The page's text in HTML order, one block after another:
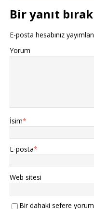
Bir yanıt
E-posta hesabınız
Yorum
İsim*
E-posta*
Web sitesi
Bir dahaki sefere yorum